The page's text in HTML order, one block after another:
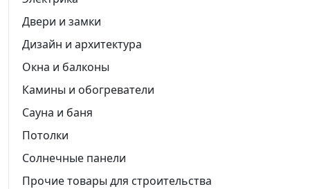
Двери и замки
Дизайн и архитектура
Окна и балконы
Камины и обогреватели
Сауна и баня
Потолки
Солнечные панели
Прочие товары для строительства